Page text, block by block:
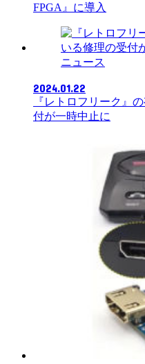
FPGA』に導入
ニュース
2024.01.22
『レトロフリーク』
付が一時中止に